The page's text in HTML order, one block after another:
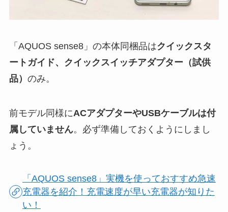
「AQUOS sense8」の本体同梱品はクイックスタ
ートガイド、クイックスイッチアダプター（試供
品） のみ。
前モデル同様にACアダプターやUSBケーブルは付
属していません。必ず準備しておくようにしまし
ょう。
「AQUOS sense8」実機を使っておすすめ急速
充電器を紹介！充電速度が早い充電器が知りた
い！